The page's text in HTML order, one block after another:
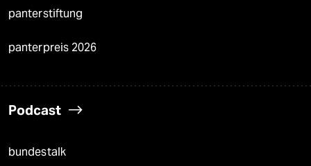
panterstiftung
panterpreis 2026
Podcast
bundestalk